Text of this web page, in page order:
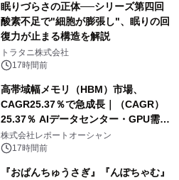
眠りづらさの正体──シリーズ第四回
酸素不足で"細胞が膨張し"、眠りの回
復力が止まる構造を解説
トラタニ株式会社
17時間前
高帯域幅メモリ（HBM）市場、
CAGR25.37％で急成長｜（CAGR）
25.37％ AIデータセンター・GPU需要
拡大が2035年の市場成長を牽引
株式会社レポートオーシャン
17時間前
『おぱんちゅうさぎ』『んぽちゃむ』